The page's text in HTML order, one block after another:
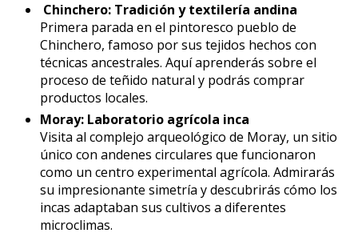
Chinchero: Tradición y textilería andina
Primera parada en el pintoresco pueblo de
Chinchero, famoso por sus tejidos hechos con
técnicas ancestrales. Aquí aprenderás sobre el
proceso de teñido natural y podrás comprar
productos locales.
Moray: Laboratorio agrícola inca
Visita al complejo arqueológico de Moray, un sitio
único con andenes circulares que funcionaron
como un centro experimental agrícola. Admirarás
su impresionante simetría y descubrirás cómo los
incas adaptaban sus cultivos a diferentes
microclimas.